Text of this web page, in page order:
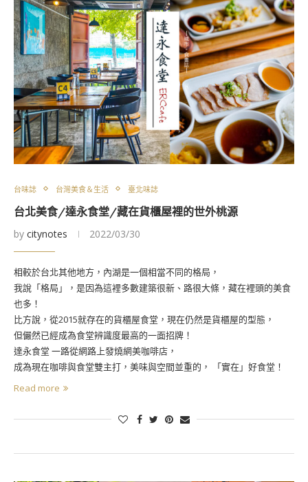
台味誌 台灣美食＆生活 臺北味誌
台北美食/達永食堂/藏在貨櫃屋裡的世外桃源
by citynotes 2022/03/30
相較於台北其他地方，內湖是一個相當不同的格局，
我說「格局」，是因為這裡多數建築很新、路很大條，藏在裡頭的美食
也多！
比方說，從2015就存在的貨櫃屋食堂，現在仍然是貨櫃屋的型態，
但儼然已經成為食堂辨識度最高的一面招牌！
達永食堂 一路從網路上發燒網美咖啡店，
成為現在咖啡與食堂雙主打，美味與空間並重的， 「實在」好食堂！
Read more